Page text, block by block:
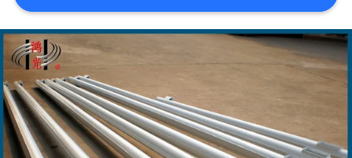
VERZOEK
OM EEN
CITAAT
SITEMAP